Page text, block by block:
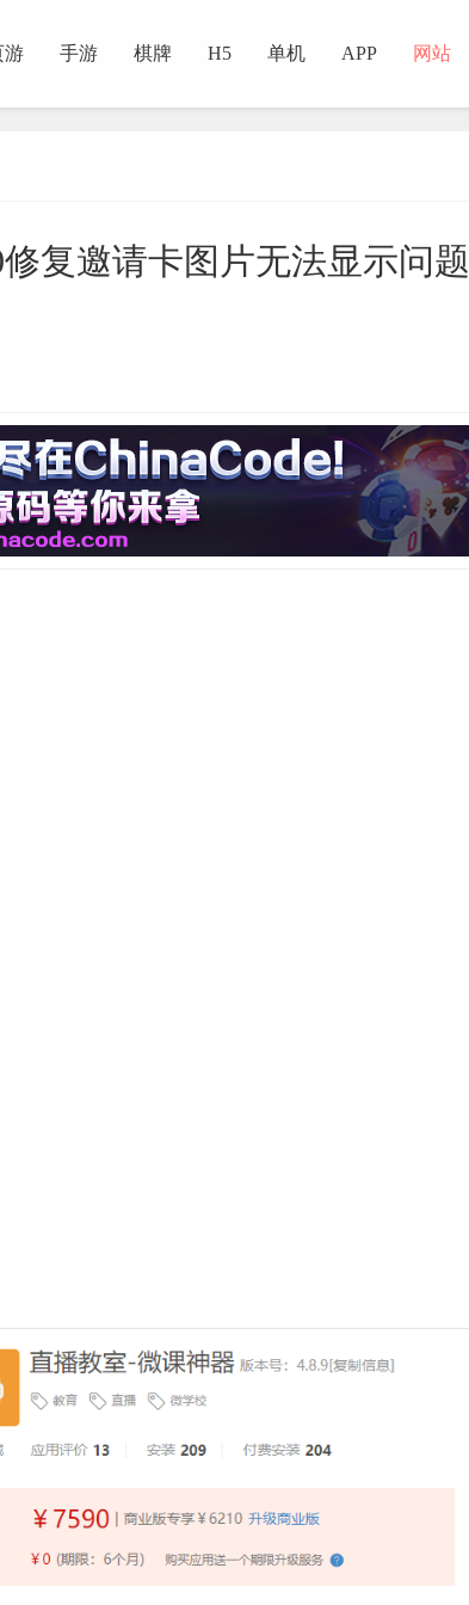
游 手游 棋牌 H5 单机 APP 网站
复邀请卡图片无法显示问题